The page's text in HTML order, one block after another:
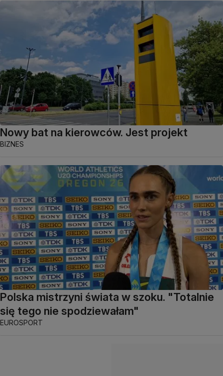
Nowy bat na kierowców. Jest projekt
BIZNES
Polska mistrzyni świata w szoku. "Totalnie
się tego nie spodziewałam"
EUROSPORT